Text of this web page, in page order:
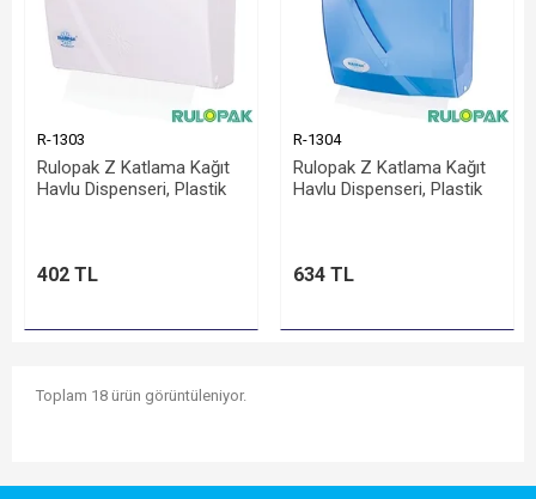
R-1303
Rulopak Z Katlama Kağıt
Havlu Dispenseri, Plastik
402 TL
R-1304
Rulopak Z Katlama Kağıt
Havlu Dispenseri, Plastik
634 TL
Toplam 18 ürün görüntüleniyor.